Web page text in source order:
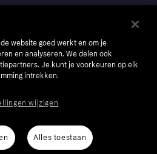
Klarna.com
website goed werkt en om je
en analyseren. We delen ook
Je kunt je voorkeuren op elk
intrekken.
Alles toestaan
wijzigen